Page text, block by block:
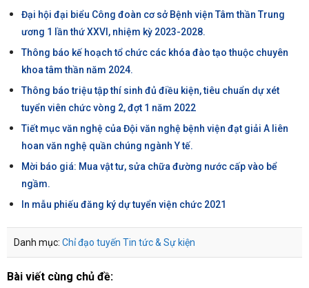
Đại hội đại biểu Công đoàn cơ sở Bệnh viện Tâm thần Trung
ương 1 lần thứ XXVI, nhiệm kỳ 2023-2028.
Thông báo kế hoạch tổ chức các khóa đào tạo thuộc chuyên
khoa tâm thần năm 2024.
Thông báo triệu tập thí sinh đủ điều kiện, tiêu chuẩn dự xét
tuyển viên chức vòng 2, đợt 1 năm 2022
Tiết mục văn nghệ của Đội văn nghệ bệnh viện đạt giải A liên
hoan văn nghệ quần chúng ngành Y tế.
Mời báo giá: Mua vật tư, sửa chữa đường nước cấp vào bể
ngầm.
In mẫu phiếu đăng ký dự tuyển viện chức 2021
Danh mục: Chỉ đạo tuyến Tin tức & Sự kiện
Bài viết cùng chủ đề: